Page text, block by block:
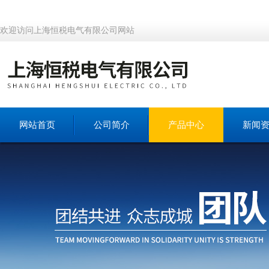
欢迎访问上海恒税电气有限公司网站
网站首页 公司简介 产品中心 新闻